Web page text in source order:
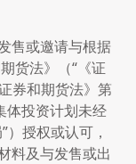
售或邀请与根据
货法》（“《证
券和期货法》第
体投资计划未经
授权或认可，
料及与发售或出